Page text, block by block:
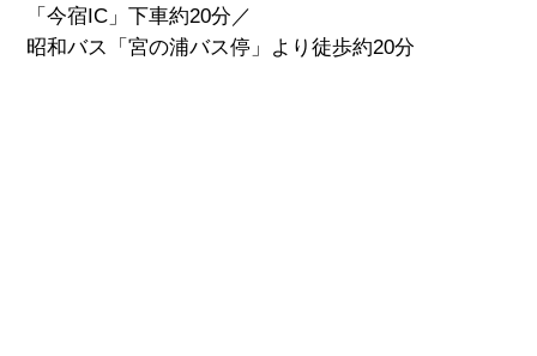
「今宿IC」下車約20分／
昭和バス「宮の浦バス停」より徒歩約20分